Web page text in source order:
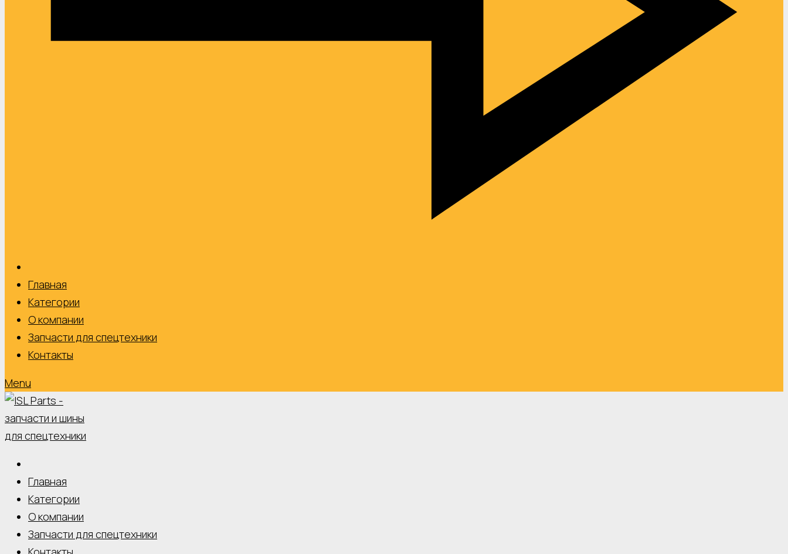
Главная
Категории
О компании
Запчасти для спецтехники
Контакты
Menu
Главная
Категории
О компании
Запчасти для спецтехники